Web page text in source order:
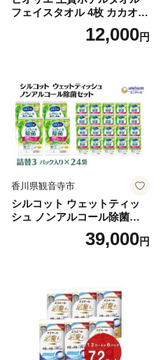
フェイスタオル 4枚 カカオ
【タオル 泉州タオル 吸水 普
段使い 無地 シンプル 日用品
12,000円
香川県観音寺市
シルコット ウェットティッ
シュ ノンアルコール除菌詰
替（43枚×3P）×24袋 日用品
おもちゃ 拭き取り 手拭き 外
39,000円